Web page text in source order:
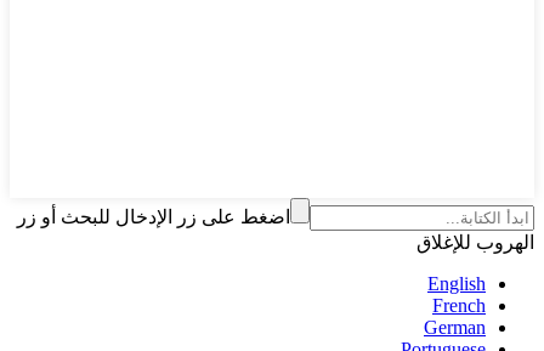
اضغط على زر الإدخال للبحث أو زر
الهروب للإغلاق
English
French
German